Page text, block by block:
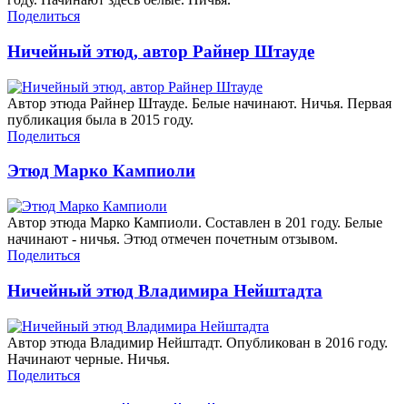
Поделиться
Ничейный этюд, автор Райнер Штауде
Автор этюда Райнер Штауде. Белые начинают. Ничья. Первая
публикация была в 2015 году.
Поделиться
Этюд Марко Кампиоли
Автор этюда Марко Кампиоли. Составлен в 201 году. Белые
начинают - ничья. Этюд отмечен почетным отзывом.
Поделиться
Ничейный этюд Владимира Нейштадта
Автор этюда Владимир Нейштадт. Опубликован в 2016 году.
Начинают черные. Ничья.
Поделиться